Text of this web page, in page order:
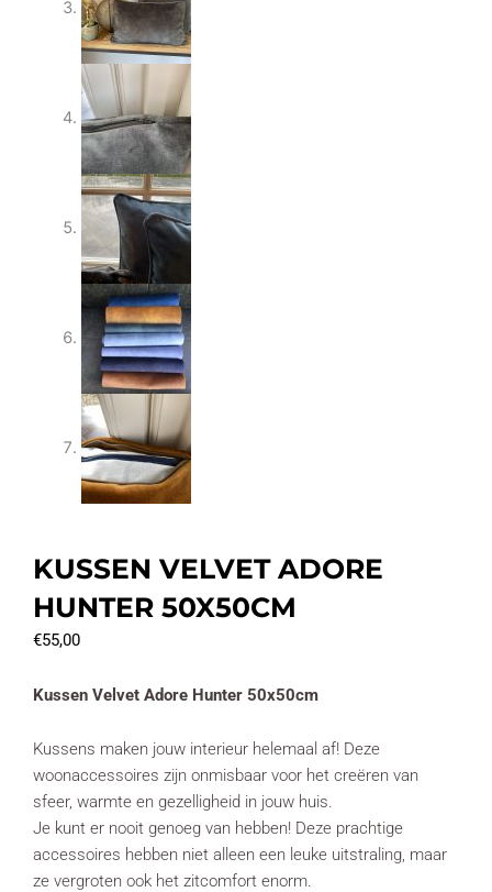
KUSSEN VELVET ADORE
HUNTER 50X50CM
€55,00
Kussen Velvet Adore Hunter 50x50cm
Kussens maken jouw interieur helemaal af! Deze
woonaccessoires zijn onmisbaar voor het creëren van
sfeer, warmte en gezelligheid in jouw huis.
Je kunt er nooit genoeg van hebben! Deze prachtige
accessoires hebben niet alleen een leuke uitstraling, maar
ze vergroten ook het zitcomfort enorm.